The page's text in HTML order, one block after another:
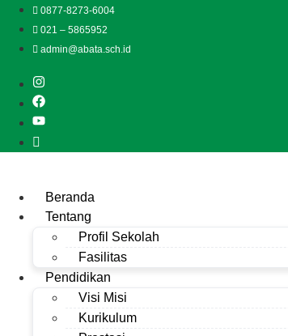
Lewati
konten
0877-8273-6004
021 – 5865952
admin@abata.sch.id
Beranda
Tentang
Profil Sekolah
Fasilitas
Pendidikan
Visi Misi
Kurikulum